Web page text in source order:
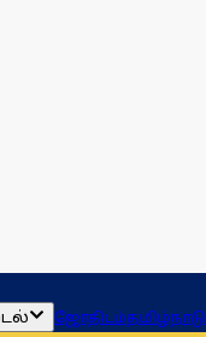
ஜோதிடம்தமிழ்நாடு